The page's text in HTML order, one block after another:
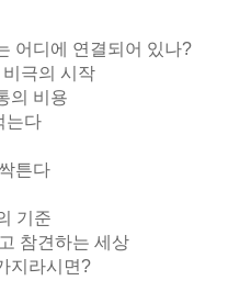
어디에 연결되어 있나?
극의 시작
의 비용
는다
튼다
기준
참견하는 세상
지라시면?